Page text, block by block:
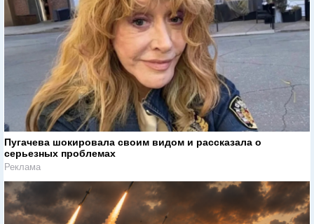
Пугачева шокировала своим видом и рассказала о
серьезных проблемах
Реклама